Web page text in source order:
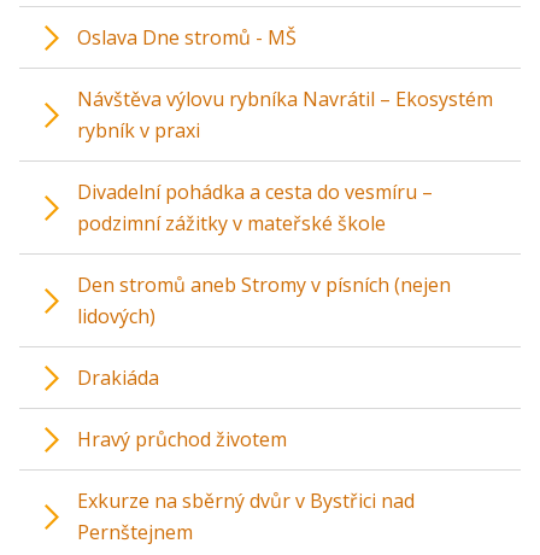
Oslava Dne stromů - MŠ
Návštěva výlovu rybníka Navrátil – Ekosystém
rybník v praxi
Divadelní pohádka a cesta do vesmíru –
podzimní zážitky v mateřské škole
Den stromů aneb Stromy v písních (nejen
lidových)
Drakiáda
Hravý průchod životem
Exkurze na sběrný dvůr v Bystřici nad
Pernštejnem